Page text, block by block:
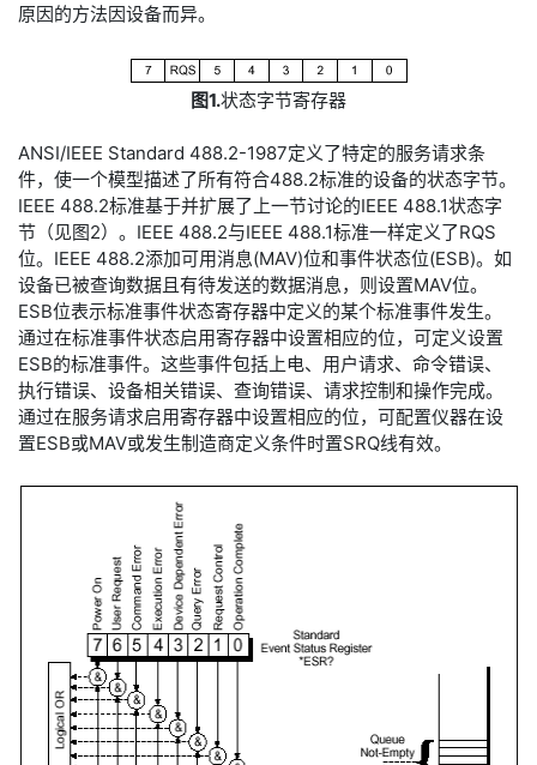
原因的方法因设备而异。
图1.状态字节寄存器
ANSI/IEEE Standard 488.2-1987定义了特定的服务请求条
件，使一个模型描述了所有符合488.2标准的设备的状态字节。
IEEE 488.2标准基于并扩展了上一节讨论的IEEE 488.1状态字
节（见图2）。IEEE 488.2与IEEE 488.1标准一样定义了RQS
位。IEEE 488.2添加可用消息(MAV)位和事件状态位(ESB)。如
设备已被查询数据且有待发送的数据消息，则设置MAV位。
ESB位表示标准事件状态寄存器中定义的某个标准事件发生。
通过在标准事件状态启用寄存器中设置相应的位，可定义设置
ESB的标准事件。这些事件包括上电、用户请求、命令错误、
执行错误、设备相关错误、查询错误、请求控制和操作完成。
通过在服务请求启用寄存器中设置相应的位，可配置仪器在设
置ESB或MAV或发生制造商定义条件时置SRQ线有效。